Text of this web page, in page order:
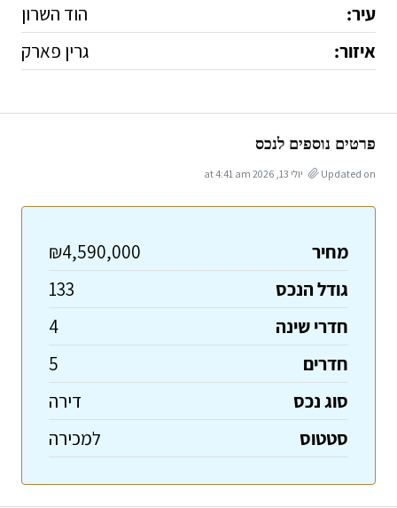
עיר:
הוד השרון
איזור:
גרין פארק
פרטים נוספים לנכס
Updated on יולי 13, 2026 at 4:41 am
מחיר
₪4,590,000
גודל הנכס
133
חדרי שינה
4
חדרים
5
סוג נכס
דירה
סטטוס
למכירה